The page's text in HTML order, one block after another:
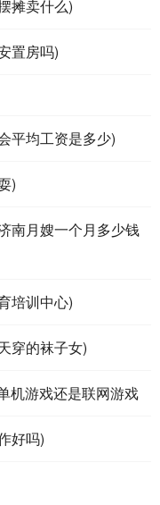
摊卖什么)
置房吗)
平均工资是多少)
)
南月嫂一个月多少钱
培训中心)
穿的袜子女)
机游戏还是联网游戏
好吗)